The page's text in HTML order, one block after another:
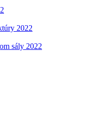
2022
sály 2022